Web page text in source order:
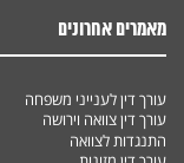
מאמרים אחרונים
עורך דין לענייני משפחה
עורך דין צוואה וירושה
התנגדות לצוואה